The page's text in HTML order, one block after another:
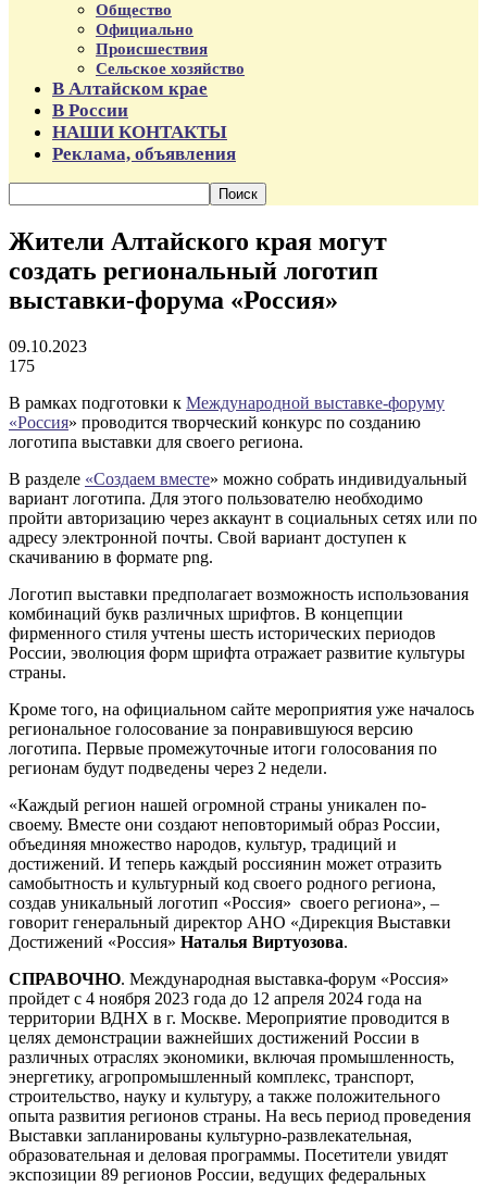
Общество
Официально
Происшествия
Сельское хозяйство
В Алтайском крае
В России
НАШИ КОНТАКТЫ
Реклама, объявления
Жители Алтайского края могут
создать региональный логотип
выставки-форума «Россия»
09.10.2023
175
В рамках подготовки к Международной выставке-форуму
«Россия» проводится творческий конкурс по созданию
логотипа выставки для своего региона.
В разделе «Создаем вместе» можно собрать индивидуальный
вариант логотипа. Для этого пользователю необходимо
пройти авторизацию через аккаунт в социальных сетях или по
адресу электронной почты. Свой вариант доступен к
скачиванию в формате png.
Логотип выставки предполагает возможность использования
комбинаций букв различных шрифтов. В концепции
фирменного стиля учтены шесть исторических периодов
России, эволюция форм шрифта отражает развитие культуры
страны.
Кроме того, на официальном сайте мероприятия уже началось
региональное голосование за понравившуюся версию
логотипа. Первые промежуточные итоги голосования по
регионам будут подведены через 2 недели.
«Каждый регион нашей огромной страны уникален по-
своему. Вместе они создают неповторимый образ России,
объединяя множество народов, культур, традиций и
достижений. И теперь каждый россиянин может отразить
самобытность и культурный код своего родного региона,
создав уникальный логотип «Россия» своего региона», –
говорит генеральный директор АНО «Дирекция Выставки
Достижений «Россия» Наталья Виртуозова.
СПРАВОЧНО. Международная выставка-форум «Россия»
пройдет с 4 ноября 2023 года до 12 апреля 2024 года на
территории ВДНХ в г. Москве. Мероприятие проводится в
целях демонстрации важнейших достижений России в
различных отраслях экономики, включая промышленность,
энергетику, агропромышленный комплекс, транспорт,
строительство, науку и культуру, а также положительного
опыта развития регионов страны. На весь период проведения
Выставки запланированы культурно-развлекательная,
образовательная и деловая программы. Посетители увидят
экспозиции 89 регионов России, ведущих федеральных